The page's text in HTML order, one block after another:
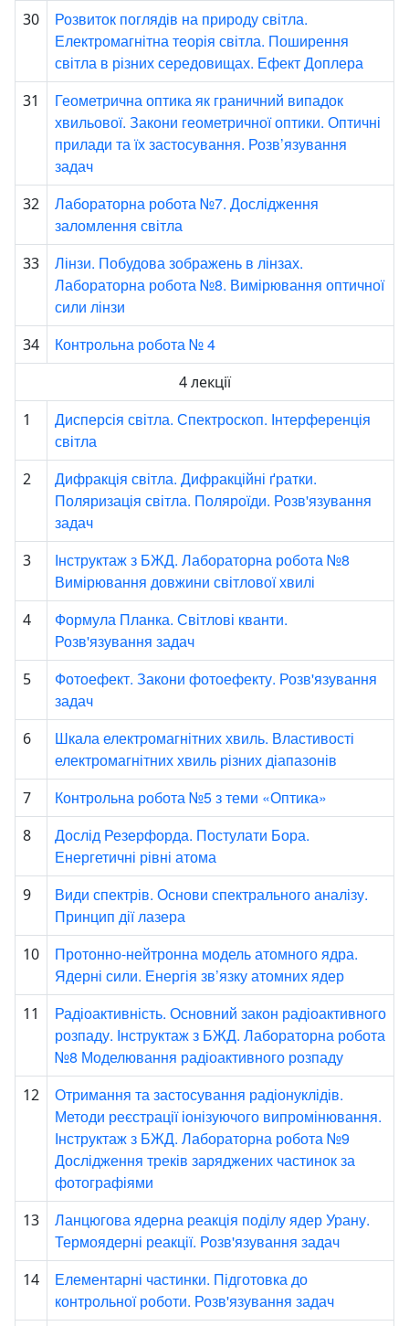
30
Розвиток поглядів на природу світла.
Електромагнітна теорія світла. Поширення
світла в різних середовищах. Ефект Доплера
31
Геометрична оптика як граничний випадок
хвильової. Закони геометричної оптики. Оптичні
прилади та їх застосування. Розв’язування
задач
32
Лабораторна робота №7. Дослідження
заломлення світла
33
Лінзи. Побудова зображень в лінзах.
Лабораторна робота №8. Вимірювання оптичної
сили лінзи
34 Контрольна робота № 4
4 лекції
1
Дисперсія світла. Спектроскоп. Інтерференція
світла
2
Дифракція світла. Дифракційні ґратки.
Поляризація світла. Поляроїди. Розв'язування
задач
3
Інструктаж з БЖД. Лабораторна робота №8
Вимірювання довжини світлової хвилі
4
Формула Планка. Світлові кванти.
Розв'язування задач
5
Фотоефект. Закони фотоефекту. Розв'язування
задач
6
Шкала електромагнітних хвиль. Властивості
електромагнітних хвиль різних діапазонів
7 Контрольна робота №5 з теми «Оптика»
8
Дослід Резерфорда. Постулати Бора.
Енергетичні рівні атома
9
Види спектрів. Основи спектрального аналізу.
Принцип дії лазера
10
Протонно-нейтронна модель атомного ядра.
Ядерні сили. Енергія зв’язку атомних ядер
11
Радіоактивність. Основний закон радіоактивного
розпаду. Інструктаж з БЖД. Лабораторна робота
№8 Моделювання радіоактивного розпаду
12
Отримання та застосування радіонуклідів.
Методи реєстрації іонізуючого випромінювання.
Інструктаж з БЖД. Лабораторна робота №9
Дослідження треків заряджених частинок за
фотографіями
13
Ланцюгова ядерна реакція поділу ядер Урану.
Термоядерні реакції. Розв'язування задач
14
Елементарні частинки. Підготовка до
контрольної роботи. Розв'язування задач